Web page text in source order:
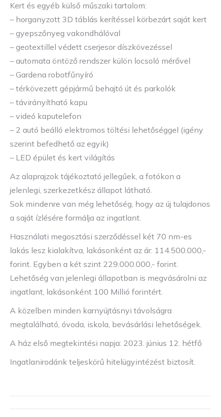
Kert és egyéb külső műszaki tartalom:
– horganyzott 3D táblás kerítéssel körbezárt saját kert
– gyepszőnyeg vakondhálóval
– geotextillel védett cserjesor díszkövezéssel
– automata öntöző rendszer külön locsoló mérővel
– Gardena robotfűnyíró
– térkövezett gépjármű behajtó út és parkolók
– távirányítható kapu
– videó kaputelefon
– 2 autó beálló elektromos töltési lehetőséggel (igény
szerint befedhető az egyik)
– LED épület és kert világítás
Az alaprajzok tájékoztató jellegűek, a fotókon a
jelenlegi, szerkezetkész állapot látható.
Sok mindenre van még lehetőség, hogy az új tulajdonos
a saját ízlésére formálja az ingatlant.
Használati megosztási szerződéssel két 70 nm-es
lakás lesz kialakítva, lakásonként az ár: 114.500.000,-
forint. Egyben a két szint 229.000.000,- forint.
Lehetőség van jelenlegi állapotban is megvásárolni az
ingatlant, lakásonként 100 Millió forintért.
A közelben minden karnyújtásnyi távolságra
megtalálható, óvoda, iskola, bevásárlási lehetőségek.
A ház első megtekintési napja: 2023. június 12. hétfő
Ingatlanirodánk teljeskörű hitelügyintézést biztosít.
Project